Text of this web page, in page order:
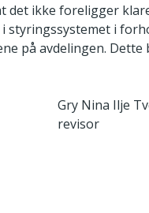
det ikke foreligger
styringssystemet i
på avdelingen.
Gry Nina Ilje
revisor